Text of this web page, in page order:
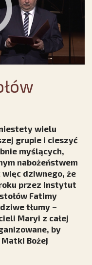
wielu
grupie i cieszyć
myślących,
nabożeństwem
więc dziwnego, że
przez Instytut
Fatimy
tłumy –
Maryi z całej
by
Bożej